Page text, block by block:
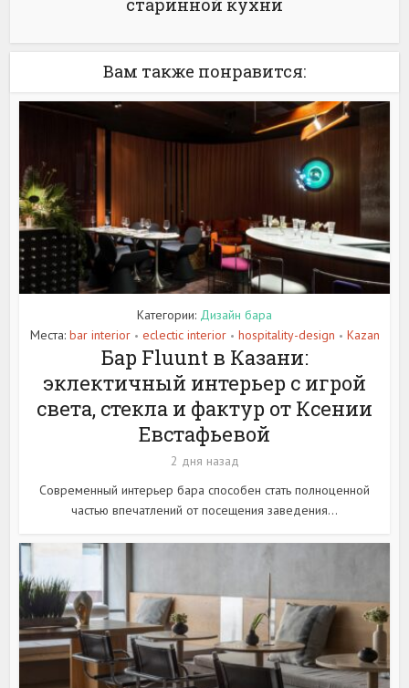
старинной кухни
Вам также понравится:
Категории: Дизайн бара
Места: bar interior • eclectic interior • hospitality-design • Kazan
Бар Fluunt в Казани:
эклектичный интерьер с игрой
света, стекла и фактур от Ксении
Евстафьевой
2 дня назад
Современный интерьер бара способен стать полноценной
частью впечатлений от посещения заведения...